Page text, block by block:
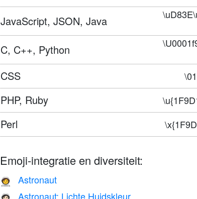
JavaScript, JSON, Java
C, C++, Python
CSS
PHP, Ruby
Perl
Emoji-integratie en diversiteit:
🧑‍🚀 Astronaut
Astronaut: Lichte Huidskleur